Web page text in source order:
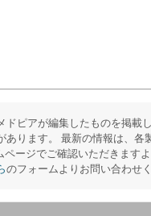
ピアが編集したものを掲載
ります。 最新の情報は、
ージでご確認いただきます
のフォームよりお問い合わせく